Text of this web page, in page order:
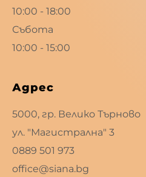
10:00 - 18:00
Събота
10:00 - 15:00
Адрес
5000, гр. Велико Търново
ул. "Магистрална" 3
0889 501 973
office@siana.bg